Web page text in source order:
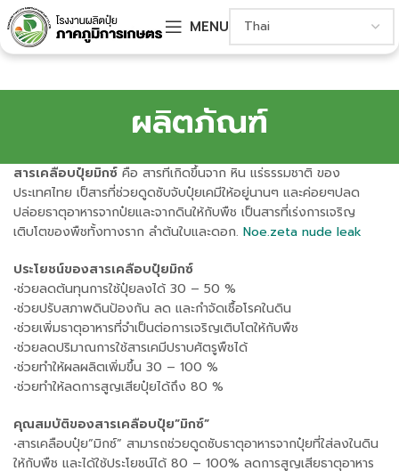
MENU
ผลิตภัณฑ์
สารเคลือบปุ๋ยมิกซ์ คือ สารทีเกิดขึ้นจาก หิน แร่ธรรมชาติ ของ
ประเทศไทย เป็สารที่ช่วยดูดซับจับปุ๋ยเคมีให้อยู่นานๆ และค่อยๆปลด
ปล่อยธาตุอาหารจากป๋ยและจากดินให้กับพืช เป็นสารที่เร่งการเจริญ
เติบโตของพืชทั้งทางราก ลำต้นใบและดอก. Noe.zeta nude leak
ประโยชน์ของสารเคลือบปุ๋ยมิกซ์
•ช่วยลดต้นทุนการใช้ปุ๋ยลงได้ 30 – 50 %
•ช่วยปรับสภาพดินป้องกัน ลด และกำจัดเชื้อโรคในดิน
•ช่วยเพิ่มธาตุอาหารที่จำเป็นต่อการเจริญเติบโตให้กับพืช
•ช่วยลดปริมาณการใช้สารเคมีปราบศัตรูพืชได้
•ช่วยทำให้ผลผลิตเพิ่มขึ้น 30 – 100 %
•ช่วยทำให้ลดการสูญเสียปุ๋ยได้ถึง 80 %
คุณสมบัติของสารเคลือบปุ๋ย”มิกซ์”
•สารเคลือบปุ๋ย”มิกซ์” สามารถช่วยดูดซับธาตุอาหารจากปุ๋ยที่ใส่ลงในดิน
ให้กับพืช และได้ใช้ประโยชน์ได้ 80 – 100% ลดการสูญเสียธาตุอาหาร